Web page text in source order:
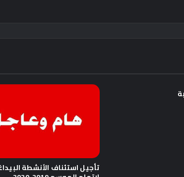
تأجيل استئناف الأنشطة